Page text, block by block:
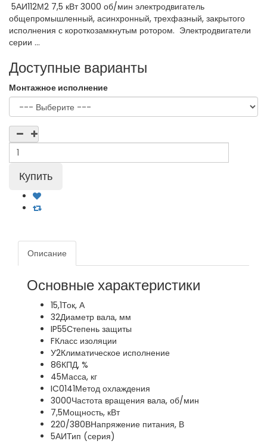
5АИ112М2 7,5 кВт 3000 об/мин электродвигатель
общепромышленный, асинхронный, трехфазный, закрытого
исполнения с короткозамкнутым ротором. Электродвигатели
серии ...
Доступные варианты
Монтажное исполнение
Описание
Основные характеристики
15,1Ток, А
32Диаметр вала, мм
IP55Степень защиты
FКласс изоляции
У2Климатическое исполнение
86КПД, %
45Масса, кг
IC0141Метод охлаждения
3000Частота вращения вала, об/мин
7,5Мощность, кВт
220/380ВНапряжение питания, В
5АИТип (серия)